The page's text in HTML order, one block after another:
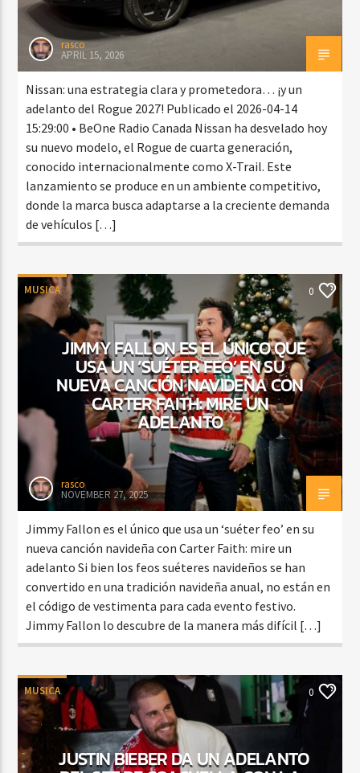
rasco
APRIL 15, 2026
Nissan: una estrategia clara y prometedora… ¡y un
adelanto del Rogue 2027! Publicado el 2026-04-14
15:29:00 • BeOne Radio Canada Nissan ha desvelado hoy
su nuevo modelo, el Rogue de cuarta generación,
conocido internacionalmente como X-Trail. Este
lanzamiento se produce en un ambiente competitivo,
donde la marca busca adaptarse a la creciente demanda
de vehículos […]
MUSICA 0
JIMMY FALLON ES EL ÚNICO QUE
USA UN ‘SUÉTER FEO’ EN SU
NUEVA CANCIÓN NAVIDEÑA CON
CARTER FAITH: MIRE UN
ADELANTO
rasco
NOVEMBER 27, 2025
Jimmy Fallon es el único que usa un ‘suéter feo’ en su
nueva canción navideña con Carter Faith: mire un
adelanto Si bien los feos suéteres navideños se han
convertido en una tradición navideña anual, no están en
el código de vestimenta para cada evento festivo.
Jimmy Fallon lo descubre de la manera más difícil […]
MUSICA 0
JUSTIN BIEBER DA UN ADELANTO